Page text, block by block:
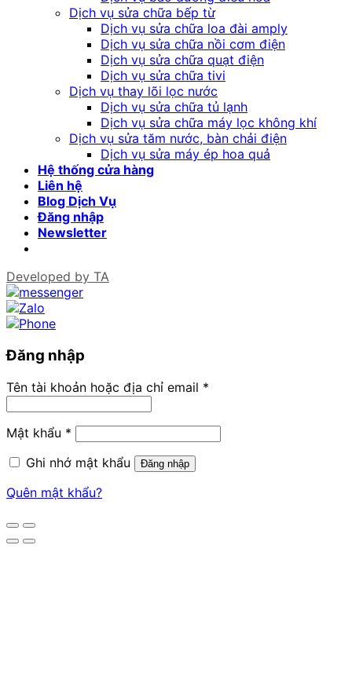
Dịch vụ sửa chữa bếp từ
Dịch vụ sửa chữa loa đài amply
Dịch vụ sửa chữa nồi cơm điện
Dịch vụ sửa chữa quạt điện
Dịch vụ sửa chữa tivi
Dịch vụ thay lõi lọc nước
Dịch vụ sửa chữa tủ lạnh
Dịch vụ sửa chữa máy lọc không khí
Dịch vụ sửa tăm nước, bàn chải điện
Dịch vụ sửa máy ép hoa quả
Hệ thống cửa hàng
Liên hệ
Blog Dịch Vụ
Đăng nhập
Newsletter
Developed by TA
Đăng nhập
Tên tài khoản hoặc địa chỉ email *
Mật khẩu *
Ghi nhớ mật khẩu
Đăng nhập
Quên mật khẩu?